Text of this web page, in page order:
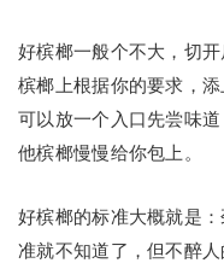
好槟榔一般个不大，切
槟榔上根据你的要求，
可以放一个入口先尝味
他槟榔慢慢给你包上。
好槟榔的标准大概就是
准就不知道了，但不醉